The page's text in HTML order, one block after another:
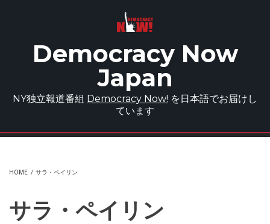
Democracy Now
Japan
NY独立報道番組 Democracy Now! を日本語でお届けし
ています
HOME / サラ・ペイリン
サラ・ペイリン